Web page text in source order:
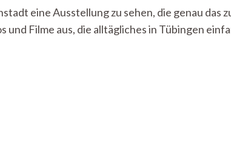
eine Ausstellung zu sehen, die genau das
Filme aus, die alltägliches in Tübingen